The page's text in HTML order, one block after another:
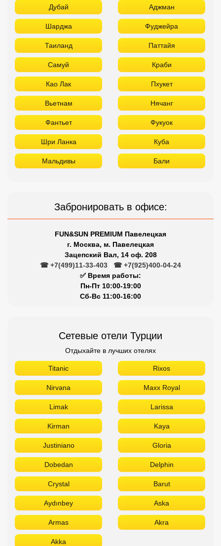
Дубай Аджман
Шарджа Фуджейра
Таиланд Паттайя
Самуй Краби
Као Лак Пхукет
Вьетнам Нячанг
Фантьет Фукуок
Шри Ланка Куба
Мальдивы Бали
Забронировать в офисе:
FUN&SUN PREMIUM Павелецкая
г. Москва, м. Павелецкая
Зацепский Вал, 14 оф. 208
☎ +7(499)11-33-403
☎ +7(925)400-04-24
✅ Время работы:
Пн-Пт 10:00-19:00
Сб-Вс 11:00-16:00
Сетевые отели Турции
Отдыхайте в лучших отелях
Titanic Rixos
Nirvana Maxx Royal
Limak Larissa
Kirman Kaya
Justiniano Gloria
Dobedan Delphin
Crystal Barut
Aydınbey Aska
Armas Akra
Akka